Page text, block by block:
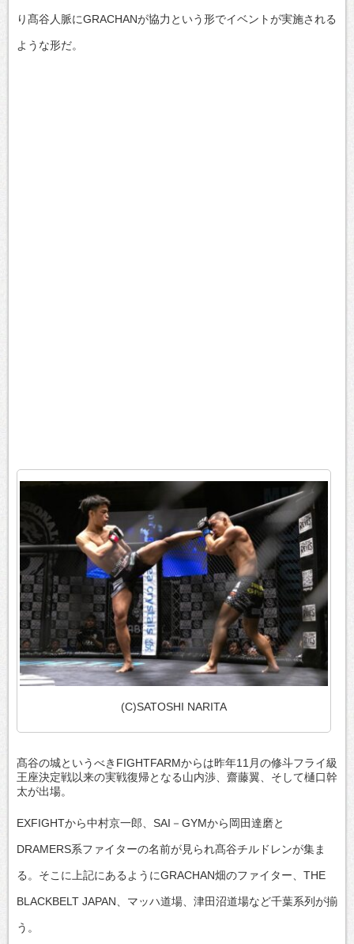
り髙谷人脈にGRACHANが協力という形でイベントが実施される
ような形だ。
(C)SATOSHI NARITA
髙谷の城というべきFIGHTFARMからは昨年11月の修斗フライ級
王座決定戦以来の実戦復帰となる山内渉、齋藤翼、そして樋口幹
太が出場。
EXFIGHTから中村京一郎、SAI－GYMから岡田達磨と
DRAMERS系ファイターの名前が見られ髙谷チルドレンが集ま
る。そこに上記にあるようにGRACHAN畑のファイター、THE
BLACKBELT JAPAN、マッハ道場、津田沼道場など千葉系列が揃
う。